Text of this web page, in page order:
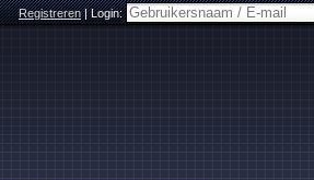
Registreren|Login: